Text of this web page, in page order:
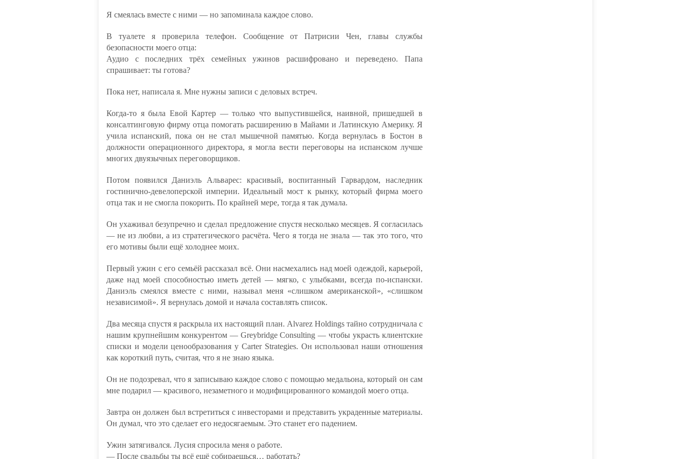
Я смеялась вместе с ними — но запоминала каждое слово.
В туалете я проверила телефон. Сообщение от Патрисии Чен, главы службы
безопасности моего отца:
Аудио с последних трёх семейных ужинов расшифровано и переведено. Папа
спрашивает: ты готова?
Пока нет, написала я. Мне нужны записи с деловых встреч.
Когда-то я была Евой Картер — только что выпустившейся, наивной, пришедшей в
консалтинговую фирму отца помогать расширению в Майами и Латинскую Америку. Я
учила испанский, пока он не стал мышечной памятью. Когда вернулась в Бостон в
должности операционного директора, я могла вести переговоры на испанском лучше
многих двуязычных переговорщиков.
Потом появился Даниэль Альварес: красивый, воспитанный Гарвардом, наследник
гостинично-девелоперской империи. Идеальный мост к рынку, который фирма моего
отца так и не смогла покорить. По крайней мере, тогда я так думала.
Он ухаживал безупречно и сделал предложение спустя несколько месяцев. Я согласилась
— не из любви, а из стратегического расчёта. Чего я тогда не знала — так это того, что
его мотивы были ещё холоднее моих.
Первый ужин с его семьёй рассказал всё. Они насмехались над моей одеждой, карьерой,
даже над моей способностью иметь детей — мягко, с улыбками, всегда по-испански.
Даниэль смеялся вместе с ними, называл меня «слишком американской», «слишком
независимой». Я вернулась домой и начала составлять список.
Два месяца спустя я раскрыла их настоящий план. Alvarez Holdings тайно сотрудничала с
нашим крупнейшим конкурентом — Greybridge Consulting — чтобы украсть клиентские
списки и модели ценообразования у Carter Strategies. Он использовал наши отношения
как короткий путь, считая, что я не знаю языка.
Он не подозревал, что я записываю каждое слово с помощью медальона, который он сам
мне подарил — красивого, незаметного и модифицированного командой моего отца.
Завтра он должен был встретиться с инвесторами и представить украденные материалы.
Он думал, что это сделает его недосягаемым. Это станет его падением.
Ужин затягивался. Лусия спросила меня о работе.
— После свадьбы ты всё ещё собираешься… работать?